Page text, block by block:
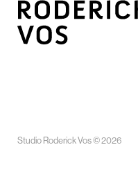
Studio Roderick Vos © 2026